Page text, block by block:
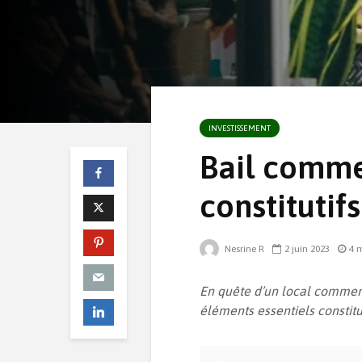
INVESTISSEMENT
Bail
constitutifs
Nesrine R 2 juin 2023 4
En quête d’un local
éléments essentiels